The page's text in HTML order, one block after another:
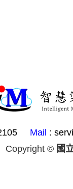
Mail :
Copyright © 國